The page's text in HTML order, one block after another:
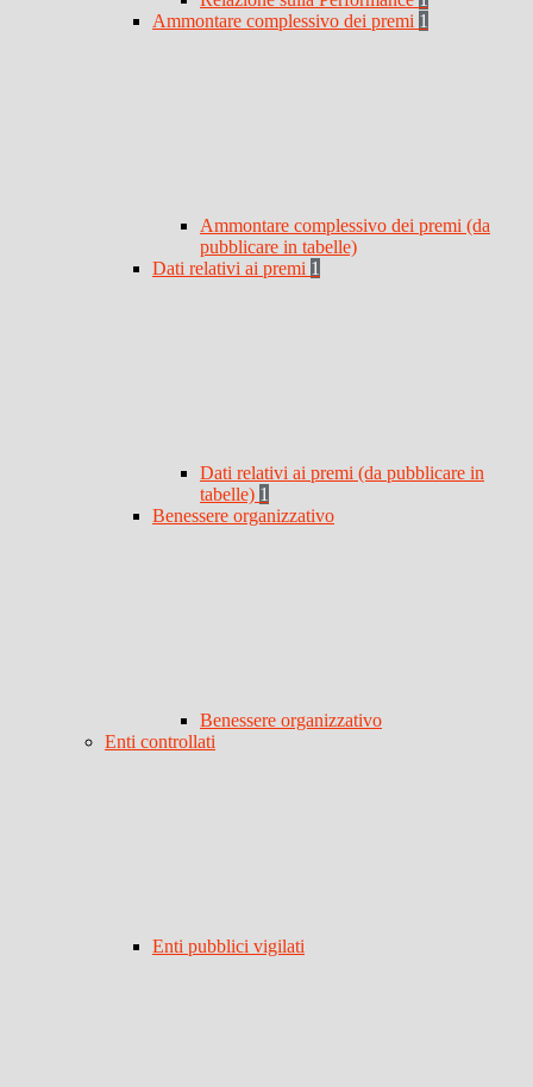
Ammontare complessivo dei premi 1
Ammontare complessivo dei premi (da
pubblicare in tabelle)
Dati relativi ai premi 1
Dati relativi ai premi (da pubblicare in
tabelle) 1
Benessere organizzativo
Benessere organizzativo
Enti controllati
Enti pubblici vigilati